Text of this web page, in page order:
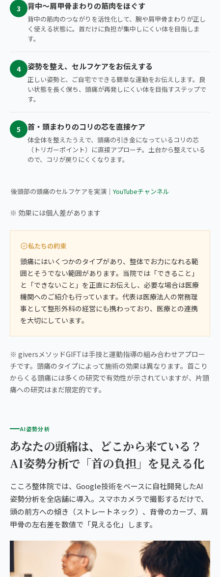
3 背中〜肩甲骨まわりの筋肉をほぐす
背中の筋肉のつながりを活性化して、腕や肩甲骨まわりが正し
く使える状態に。首だけに負担が集中しにくい体を目指しま
す。
4 姿勢を整え、セルフケアをお伝えする
正しい姿勢と、ご自宅でできる簡単な運動をお伝えします。良
い状態を長く保ち、頭痛が再発しにくい体を目指すステップで
す。
5 首・頭まわりのコリの芯を直接ケア
体全体を整えたうえで、頭痛の引き金になっているコリの芯
（トリガーポイント）に直接アプローチ。土台から整えている
ので、コリが戻りにくくなります。
後頭部の頭痛のセルフケアを実演｜ YouTubeチャンネル
※ 効果には個人差があります
私たちの約束
頭痛にはいくつかのタイプがあり、整体でお力になれる範
囲とそうでない範囲があります。当院では「できること」
と「できないこと」を正直にお伝えし、必要な場合は医療
機関へのご紹介も行っています。代表は医療法人の常務理
事として整形外科の経営にも携わっており、医療との連携
を大切にしています。
※ giversメソッドGIFTは手技と運動指導の組み合わせアプロー
チです。頭痛のタイプによって施術の効果は異なります。首こり
からくる頭痛には多くの研究で有効性が示されていますが、片頭
痛への研究はまだ限定的です。
AI姿勢分析
あなたの頭痛は、どこから来ている？
AI姿勢分析で「首の負担」を見える化
こころ整体院では、Google技術をベースに自社開発したAI
姿勢分析を全店舗に導入。スマホカメラで撮影するだけで、
頭の前方への傾き（ストレートネック）、背骨のカーブ、肩
甲骨の左右差を数値で「見える化」します。